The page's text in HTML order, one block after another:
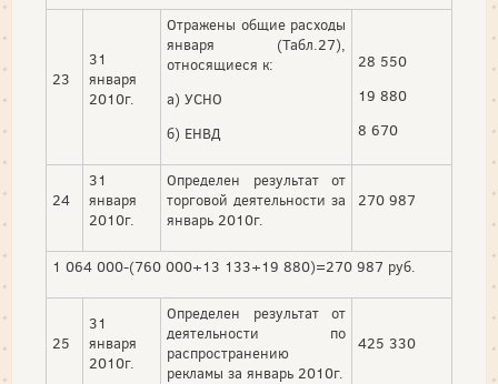
23
31
января
2010г.
Отражены общие расходы
января (Табл.27),
относящиеся к:
а) УСНО
б) ЕНВД
28 550
19 880
8 670
24
31
января
2010г.
Определен результат от
торговой деятельности за
январь 2010г.
270 987
1 064 000-(760 000+13 133+19 880)=270 987 руб.
25
31
января
2010г.
Определен результат от
деятельности по
распространению
рекламы за январь 2010г.
425 330